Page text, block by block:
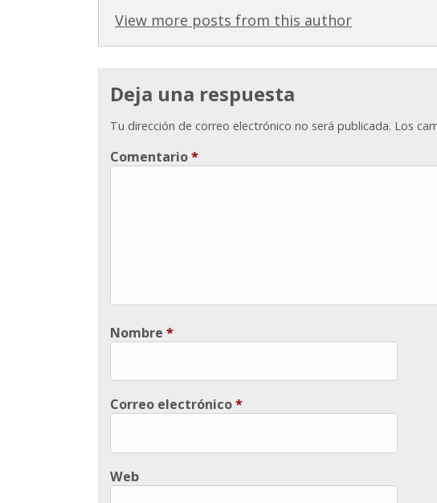
View more posts from this author
Deja una respuesta
Tu dirección de correo electrónico no será publicada. Los
Comentario*
Nombre*
Correo electrónico*
Web